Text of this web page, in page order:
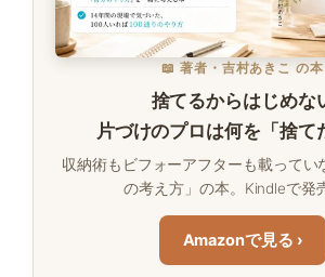
📖 著者・吉村あきこ の本
捨てるからはじめな
片づけのプロは何を「捨て
収納術もビフォーアフターも載ってい
の考え方」の本。Kindleで発
Amazonで見る ›